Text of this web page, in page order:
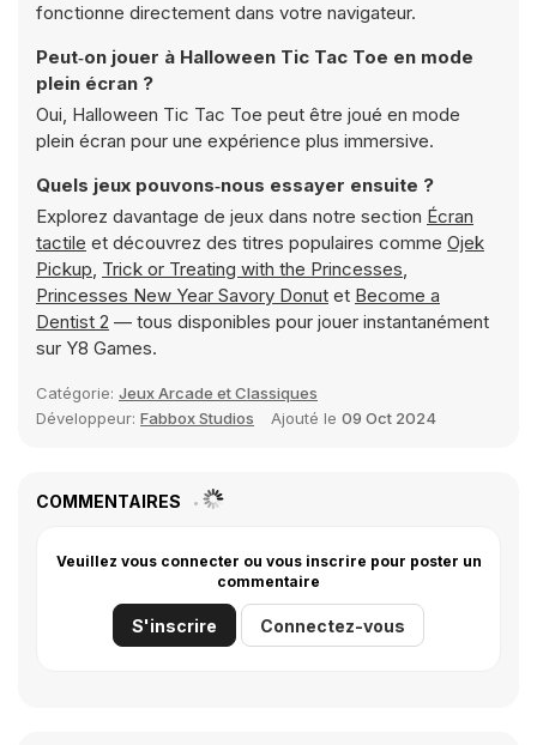
fonctionne directement dans votre navigateur.
Peut‑on jouer à Halloween Tic Tac Toe en mode
plein écran ?
Oui, Halloween Tic Tac Toe peut être joué en mode
plein écran pour une expérience plus immersive.
Quels jeux pouvons‑nous essayer ensuite ?
Explorez davantage de jeux dans notre section Écran
tactile et découvrez des titres populaires comme Ojek
Pickup, Trick or Treating with the Princesses,
Princesses New Year Savory Donut et Become a
Dentist 2 — tous disponibles pour jouer instantanément
sur Y8 Games.
Catégorie: Jeux Arcade et Classiques
Développeur: Fabbox Studios Ajouté le 09 Oct 2024
COMMENTAIRES
Veuillez vous connecter ou vous inscrire pour poster un
commentaire
S'inscrire Connectez-vous